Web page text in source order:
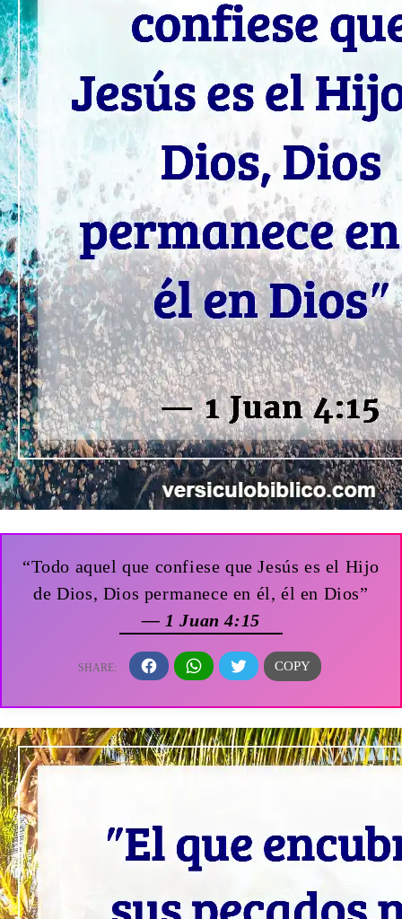
“Todo aquel que confiese que Jesús es el Hijo
de Dios, Dios permanece en él, él en Dios”
— 1 Juan 4:15